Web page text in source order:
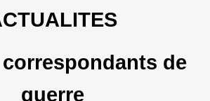
de
guerre